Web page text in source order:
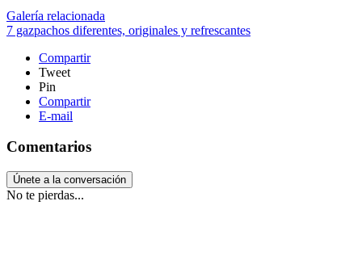
Galería relacionada
7 gazpachos diferentes, originales y refrescantes
Compartir
Tweet
Pin
Compartir
E-mail
Comentarios
Únete a la conversación
No te pierdas...